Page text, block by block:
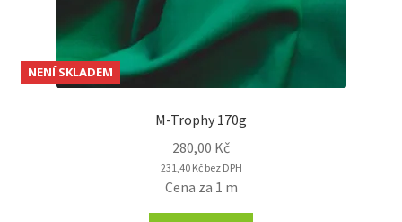
NENÍ SKLADEM
M-Trophy 170g
280,00 Kč
231,40 Kčbez DPH
Cena za 1 m